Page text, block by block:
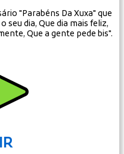
"Parabéns Da Xuxa" que
seu dia, Que dia mais feliz,
Que a gente pede bis".